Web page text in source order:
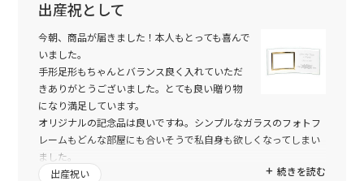
出産祝として
今朝、商品が届きました！本人もとっても喜んで
いました。
手形足形もちゃんとバランス良く入れていただ
きありがとうございました。とても良い贈り物
になり満足しています。
オリジナルの記念品は良いですね。シンプルなガラスのフォトフ
レームもどんな部屋にも合いそうで私自身も欲しくなってしまい
ました。
また機会がありましたら是非お願いいたします。ありがとうござ
続きを読む
出産祝い